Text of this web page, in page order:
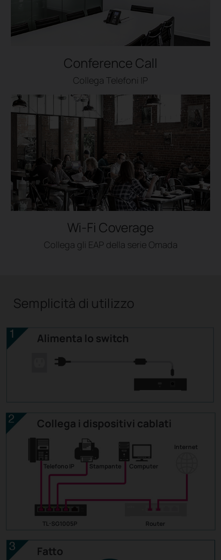
Conference Call
Collega Telefoni IP
Wi-Fi Coverage
Collega gli EAP della serie Omada
Semplicità di utilizzo
Alimenta lo switch
Collega i dispositivi cablati
Telefono IP Stampante Computer
Internet
Router
TL-SG1005P
Fatto